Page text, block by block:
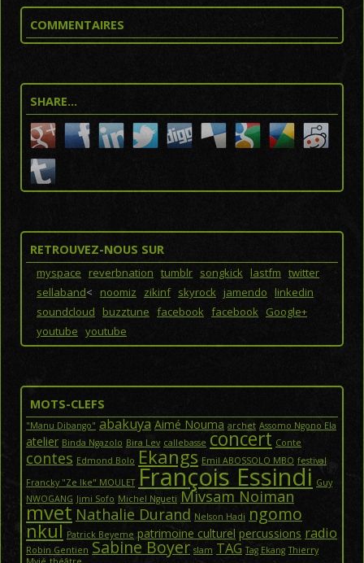
COMMENTAIRES
SHARE…
RETROUVEZ-NOUS SUR
myspace reverbnation tumblr songkick lastfm twitter
sellaband< noomiz zikinf skyrock jamendo linkedin
soundcloud
buzztune facebook facebook Google+
youtube youtube
MOTS-CLEFS
"Manu Dibango" abakuya Aimé Nouma archet Assomo Ngono Ela
atelier Binda Ngazolo Bira Lev callebasse concert Conte
contes Edmond Bolo Ekangs Emil ABOSSOLO MBO festival
Francky "Ze Ike" MOULET François Essindi Guy
NWOGANG Jimi Sofo Michel Ngueti Mivsam Noiman
mvet Nathalie Durand Nelson Hadi ngomo
nkul Patrick Beyeme patrimoine culturel percussions radio
Robin Gentien Sabine Boyer slam TAG Tag Ekang Thierry